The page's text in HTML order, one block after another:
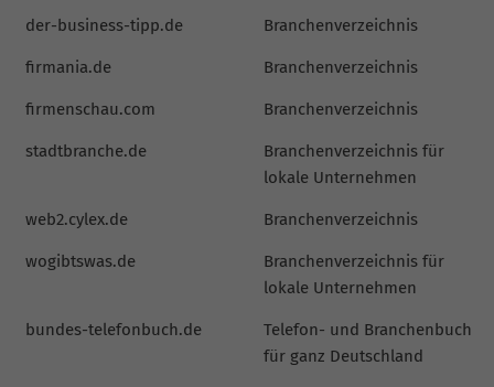
der-business-tipp.de Branchenverzeichnis
firmania.de Branchenverzeichnis
firmenschau.com Branchenverzeichnis
stadtbranche.de
Branchenverzeichnis für
lokale Unternehmen
web2.cylex.de Branchenverzeichnis
wogibtswas.de
Branchenverzeichnis für
lokale Unternehmen
bundes-telefonbuch.de
Telefon- und Branchenbuch
für ganz Deutschland